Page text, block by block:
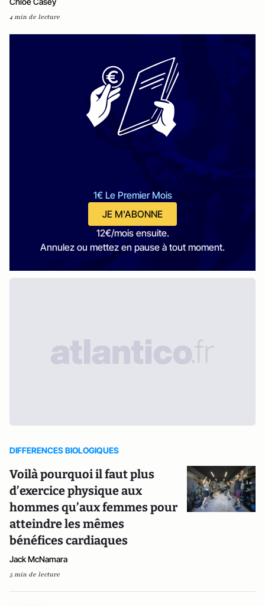
4 min de lecture
1€ Le Premier Mois
JE M'ABONNE
12€/mois ensuite.
Annulez ou mettez en pause à tout moment.
DIFFERENCES BIOLOGIQUES
Voilà pourquoi il faut plus
d’exercice physique aux
hommes qu’aux femmes pour
atteindre les mêmes
bénéfices cardiaques
Jack McNamara
5 min de lecture